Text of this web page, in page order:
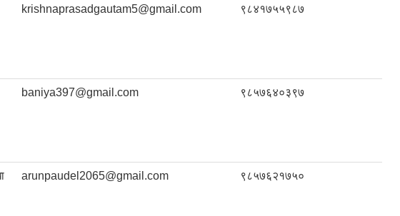
krishnaprasadgautam5@gmail.com ९८४१७५५९८७
baniya397@gmail.com ९८५७६४०३९७
arunpaudel2065@gmail.com ९८५७६२१७५०